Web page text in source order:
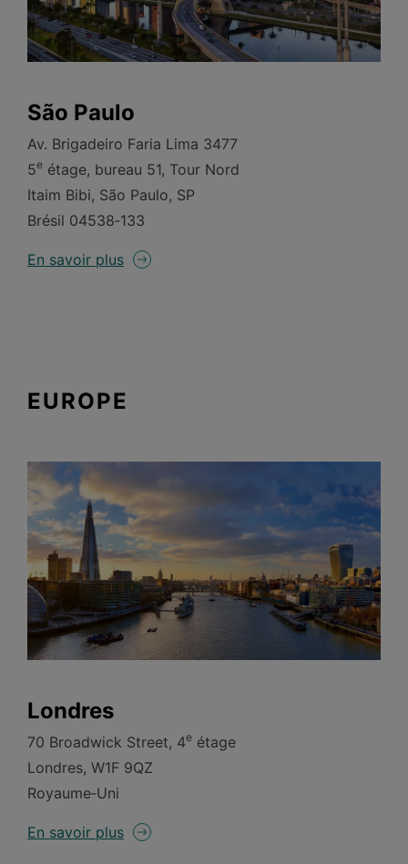
São Paulo
Av. Brigadeiro Faria Lima 3477
5e étage, bureau 51, Tour Nord
Itaim Bibi, São Paulo, SP
Brésil 04538‑133
En savoir plus
EUROPE
Londres
70 Broadwick Street, 4e étage
Londres, W1F 9QZ
Royaume‑Uni
En savoir plus